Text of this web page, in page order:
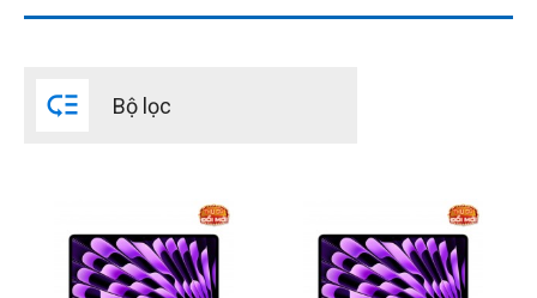
CPU Mac
 Bộ lọc